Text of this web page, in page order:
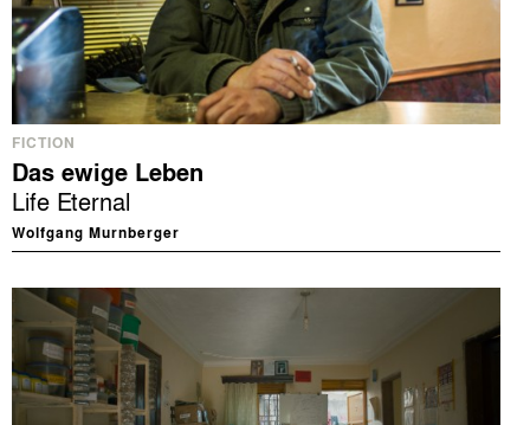
FICTION
Das ewige Leben
Life Eternal
Wolfgang Murnberger